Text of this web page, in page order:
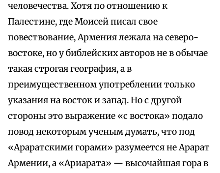
человечества. Хотя по отношению к
Палестине, где Моисей писал свое
повествование, Армения лежала на северо-
востоке, но у библейских авторов не в обычае
такая строгая география, а в
преимущественном употреблении только
указания на восток и запад. Но с другой
стороны это выражение «с востока» подало
повод некоторым ученым думать, что под
«Араратскими горами» разумеется не Арарат
Армении, а «Ариарата» — высочайшая гора в